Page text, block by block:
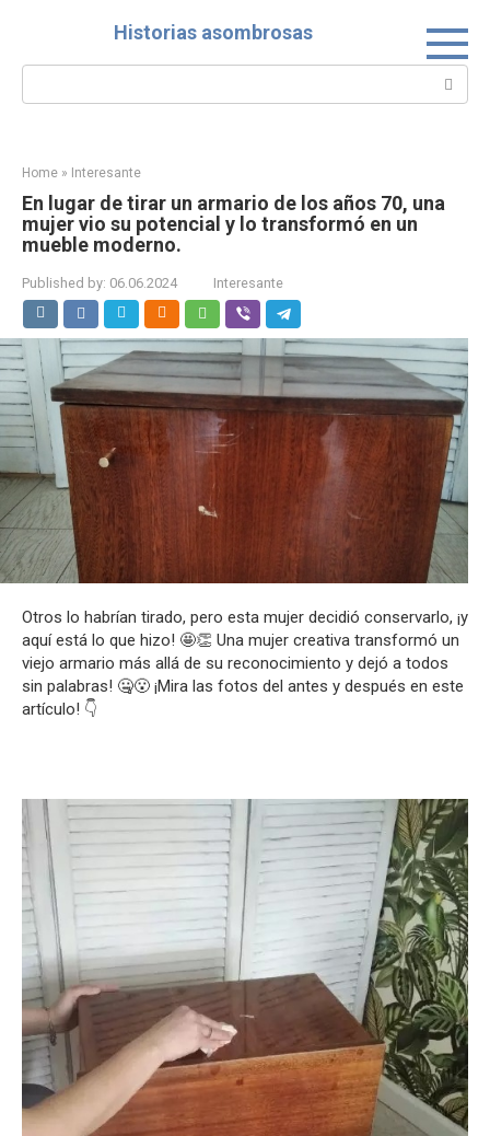
Historias asombrosas
Search:
Home » Interesante
En lugar de tirar un armario de los años 70, una
mujer vio su potencial y lo transformó en un
mueble moderno.
Published by: 06.06.2024 Interesante
Otros lo habrían tirado, pero esta mujer decidió conservarlo, ¡y
aquí está lo que hizo! 🤩👏 Una mujer creativa transformó un
viejo armario más allá de su reconocimiento y dejó a todos
sin palabras! 🤐😮 ¡Mira las fotos del antes y después en este
artículo! 👇